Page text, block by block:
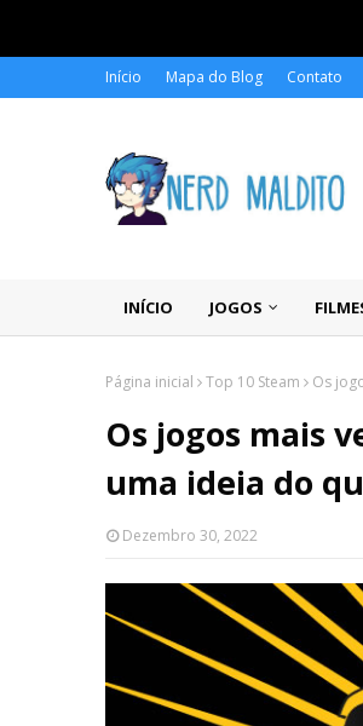
Início Mapa do Blog Contato
INÍCIO JOGOS
Página inicial Top 10 Steam Os
Os jogos mais
uma ideia do
Dezembro 30, 2022